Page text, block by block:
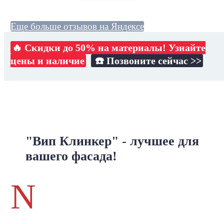
Еще больше отзывов на Яндексе
🔥 Скидки до 50% на материалы! Узнайте
цены и наличие
☎️ Позвоните сейчас >>
"Вип Клинкер" - лучшее для
вашего фасада!
N